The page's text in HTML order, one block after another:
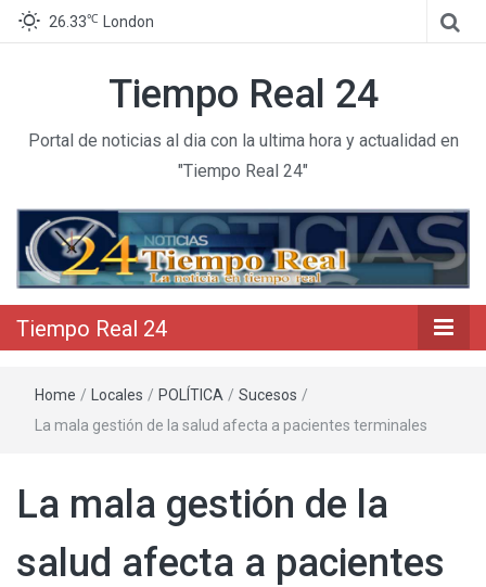
26.33℃ London
Tiempo Real 24
Portal de noticias al dia con la ultima hora y actualidad en
"Tiempo Real 24"
Tiempo Real 24
Home / Locales / POLÍTICA / Sucesos /
La mala gestión de la salud afecta a pacientes terminales
La mala gestión de la
salud afecta a pacientes